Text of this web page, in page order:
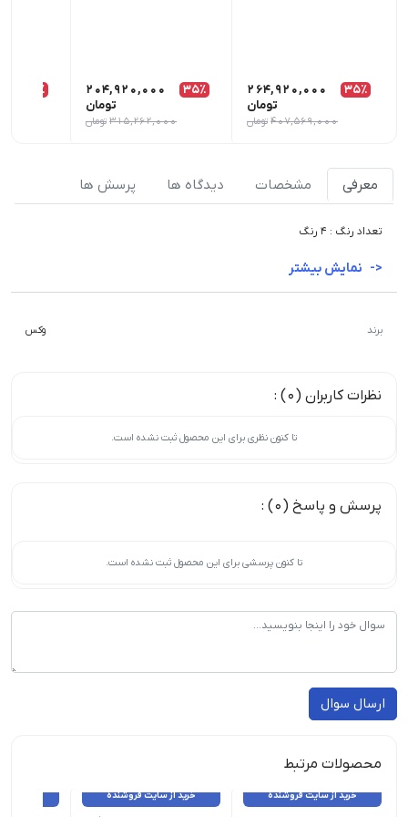
35٪
264,920,000
تومان
407,569,000 تومان
35٪
204,920,000
تومان
315,262,000 تومان
35٪
معرفی مشخصات دیدگاه ها پرسش ها
تعداد رنگ : 4 رنگ
برند وکس
نظرات کاربران (0) :
تا کنون نظری برای این محصول ثبت نشده است.
پرسش و پاسخ (0) :
تا کنون پرسشی برای این محصول ثبت نشده است.
ارسال سوال
محصولات مرتبط
خرید از سایت فروشنده خرید از سایت فروشنده